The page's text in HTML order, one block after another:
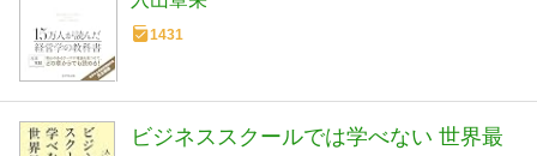
1431
ビジネススクールでは学べない 世界最